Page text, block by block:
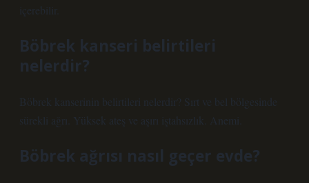
içerebilir.
Böbrek kanseri belirtileri
nelerdir?
Böbrek kanserinin belirtileri nelerdir? Sırt ve bel bölgesinde
sürekli ağrı. Yüksek ateş ve aşırı iştahsızlık. Anemi.
Böbrek ağrısı nasıl geçer evde?